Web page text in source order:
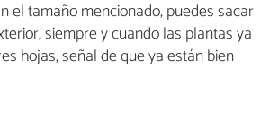
el tamaño mencionado, puedes sacar
siempre y cuando las plantas ya
hojas, señal de que ya están bien